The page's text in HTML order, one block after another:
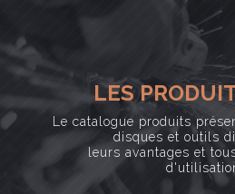
LES
Le catalogue produits
disques et outils
leurs avantages et